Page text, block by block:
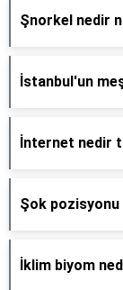
Şnorkel nedir
İstanbul'un
İnternet nedir
Şok pozisyonu
İklim biyom